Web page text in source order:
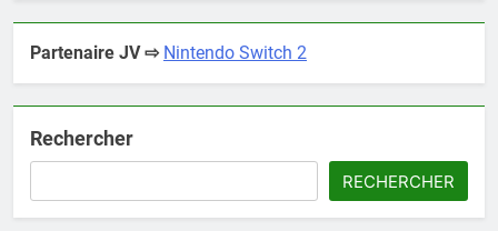
Partenaire JV ⇨ Nintendo Switch 2
Rechercher
RECHERCHER